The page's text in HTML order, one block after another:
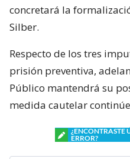
concretará la
Silber.
Respecto de los tres
prisión preventiva,
Público mantendrá su
medida cautelar
¿ENCONTRASTE
ERROR?